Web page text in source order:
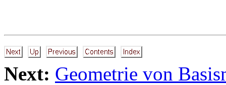
Next: Geometrie von